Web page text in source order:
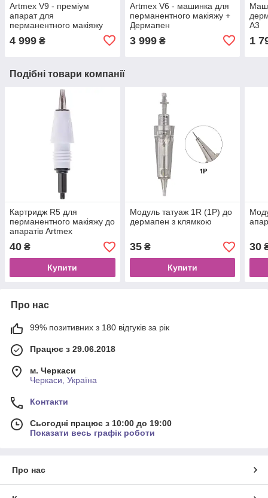
Artmex V9 - преміум
апарат для
перманентного макіяжу
4 999 ₴
Artmex V6 - машинка для
перманентного макіяжу +
Дермапен
3 999₴
А3
1
Подібні товари компанії
Картридж R5 для
перманентного макіяжу до
апаратів Artmex
40 ₴
Купити
Модуль татуаж 1R (1P) до
дермапен з клямкою
35₴
Купити
30
Про нас
99% позитивних з 180 відгуків за рік
Працює з 29.06.2018
м. Черкаси
Черкаси, Україна
Контакти
Сьогодні працює з 10:00 до 19:00
Показати весь графік роботи
Про нас